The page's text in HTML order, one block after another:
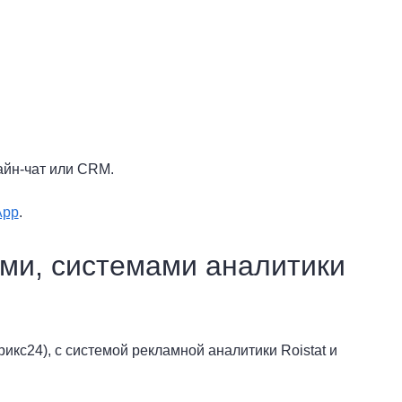
чат или CRM.
.
системами аналитики
с системой рекламной аналитики Roistat и